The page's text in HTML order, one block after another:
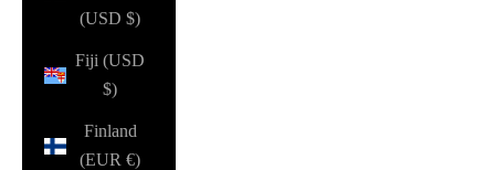
(USD $)
Fiji (USD
$)
Finland
(EUR €)